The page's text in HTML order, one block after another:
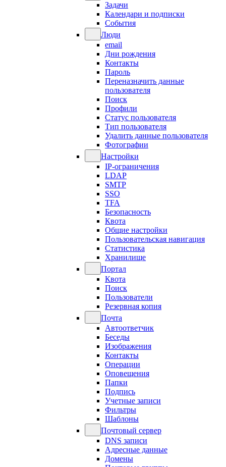
Задачи
Календари и подписки
События
Люди
email
Дни рождения
Контакты
Пароль
Переназначить данные
пользователя
Поиск
Профили
Статус пользователя
Тип пользователя
Удалить данные пользователя
Фотографии
Настройки
IP-ограничения
LDAP
SMTP
SSO
TFA
Безопасность
Квота
Общие настройки
Пользовательская навигация
Статистика
Хранилище
Портал
Квота
Поиск
Пользователи
Резервная копия
Почта
Автоответчик
Беседы
Изображения
Контакты
Операции
Оповещения
Папки
Подпись
Учетные записи
Фильтры
Шаблоны
Почтовый сервер
DNS записи
Адресные данные
Домены